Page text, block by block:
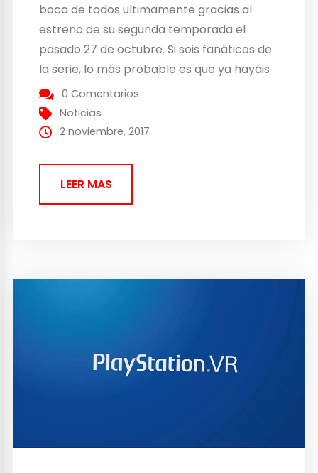
boca de todos ultimamente gracias al
estreno de su segunda temporada el
pasado 27 de octubre. Si sois fanáticos de
la serie, lo más probable es que ya hayáis
visto los nuevos episodios, y si nos habéis
quedado con ganas de más, estáis de
enhorabuena, pues Netflix...
0 Comentarios
Noticias
2 noviembre, 2017
LEER MAS